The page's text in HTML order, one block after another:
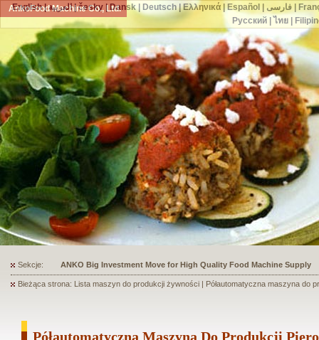
AnkoFood Machine Co., Ltd.
Sekcje: ANKO's Food Processing Equipment Assists a Shoe Seller to Start
Bieżąca strona: Lista maszyn do produkcji żywności | Półautomatyczna maszyna do
Półautomatyczna Maszyna Do Produkcji
English|العربية|česky| Dansk| Deutsch|Ελληνικά|Español فارسی|
Русский| ไทย|